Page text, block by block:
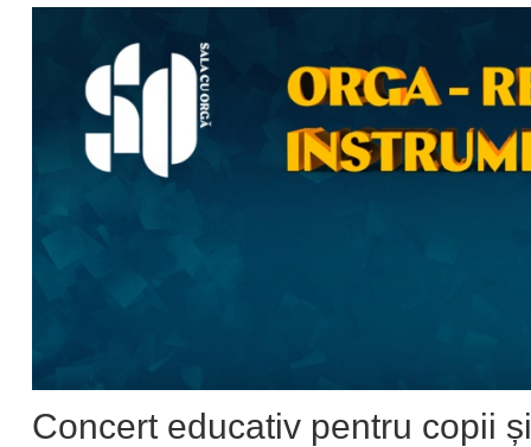
Concert educativ pentru copii